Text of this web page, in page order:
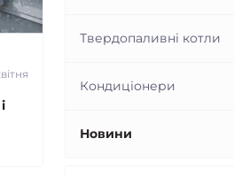
Твердопаливні котли
Кондиціонери
Новини